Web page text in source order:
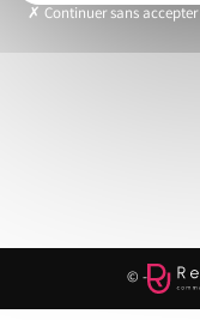
© -
Continuer sans accepter